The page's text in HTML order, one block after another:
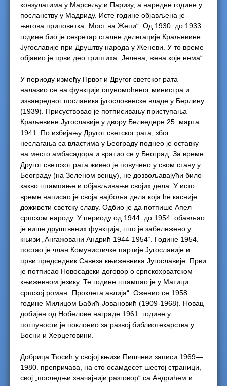
конзулатима у Марсељу и Паризу, а наредне године у
посланству у Мадриду. Исте године објављена је
његова приповетка „Мост на Жепи“. Од 1930. до 1933.
године био је секретар сталне делегације Краљевине
Југославије при Друштву народа у Женеви. У то време
објавио је први део триптиха „Јелена, жена које нема“.
У периоду између Првог и Другог светског рата
налазио се на функцији опуномоћеног министра и
изванредног посланика југословенске владе у Берлину
(1939). Присуствовао је потписивању приступања
Краљевине Југославије у двору Белведере 25. марта
1941. По избијању Другог светског рата, због
неслагања са властима у Београду поднео је оставку
на место амбасадора и вратио се у Београд. За време
Другог светског рата живео је повучено у свом стану у
Београду (на Зеленом венцу), не дозвољавајући било
какво штампање и објављивање својих дела. У исто
време написао је своја најбоља дела која ће касније
доживети светску славу. Одбио је да потпише Апел
српском народу. У периоду од 1944. до 1954. обављао
је више друштвених функција, што је забележено у
књизи „Ангажовани Андрић 1944-1954“. Године 1954.
постао је члан Комунистичке партије Југославије и
први председник Савеза књижевника Југославије. Први
је потписао Новосадски договор о српскохрватском
књижевном језику. Те године штампао је у Матици
српској роман „Проклета авлија“. Оженио се 1958.
године Милицом Бабић-Јовановић (1909-1968). Новац
добијен од Нобелове награде 1961. године у
потпуности је поклонио за развој библиотекарства у
Босни и Херцеговини.
Добрица Ћосић у својој књизи Пишчеви записи 1969—
1980. препричава, на сто осамдесет шестој страници,
свој „последњи значајнији разговор“ са Андрићем и